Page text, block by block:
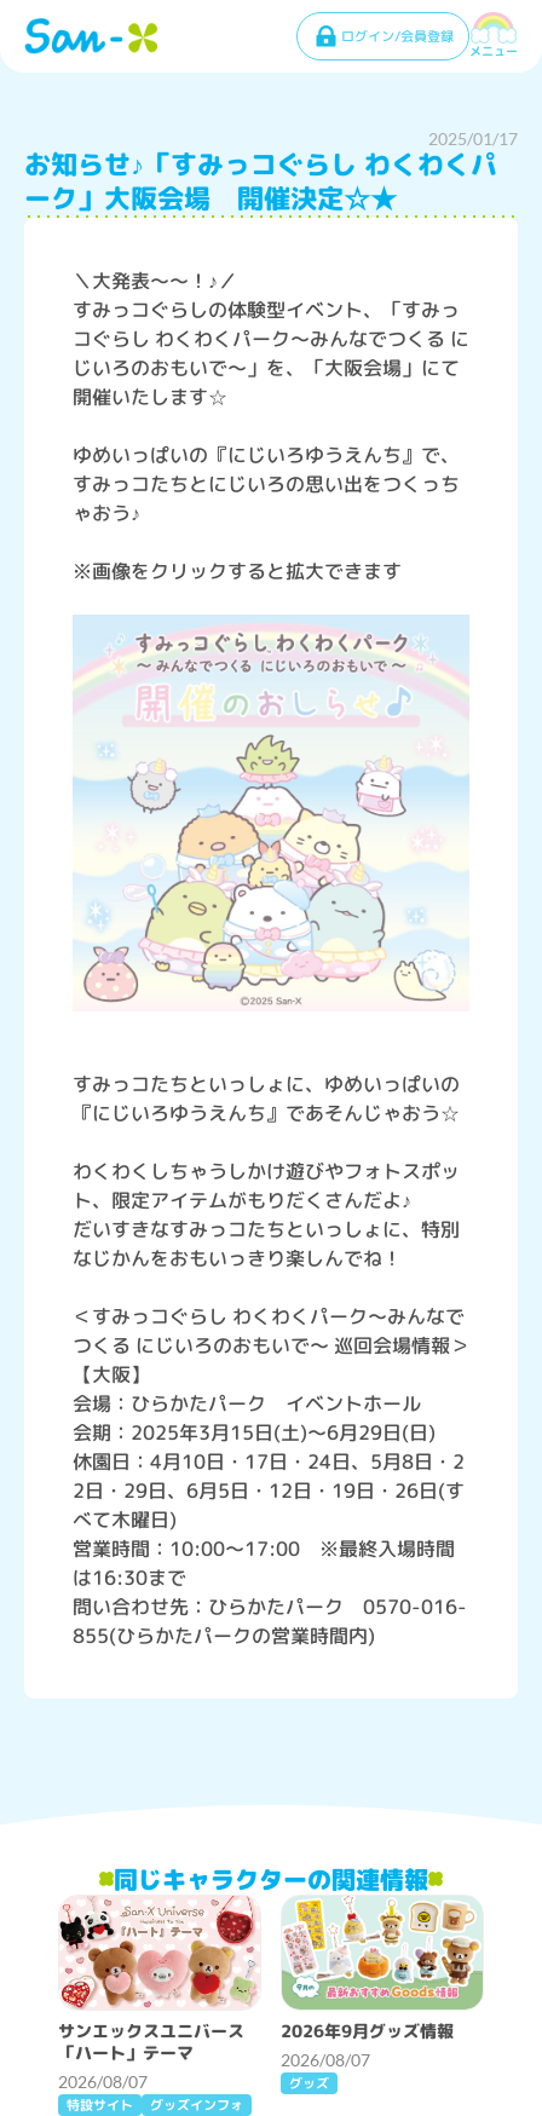
ログイン/会員登録
メニュー
2025/01/17
お知らせ♪「すみっコぐらし わくわくパ
ーク」大阪会場 開催決定☆★
＼大発表～～！♪／
すみっコぐらしの体験型イベント、「すみっ
コぐらし わくわくパーク～みんなでつくる に
じいろのおもいで～」を、「大阪会場」にて
開催いたします☆
ゆめいっぱいの『にじいろゆうえんち』で、
すみっコたちとにじいろの思い出をつくっち
ゃおう♪
※画像をクリックすると拡大できます
すみっコたちといっしょに、ゆめいっぱいの
『にじいろゆうえんち』であそんじゃおう☆
わくわくしちゃうしかけ遊びやフォトスポッ
ト、限定アイテムがもりだくさんだよ♪
だいすきなすみっコたちといっしょに、特別
なじかんをおもいっきり楽しんでね！
＜すみっコぐらし わくわくパーク～みんなで
つくる にじいろのおもいで～ 巡回会場情報＞
【大阪】
会場：ひらかたパーク イベントホール
会期：2025年3月15日(土)～6月29日(日)
休園日：4月10日・17日・24日、5月8日・2
2日・29日、6月5日・12日・19日・26日(す
べて木曜日)
営業時間：10:00～17:00 ※最終入場時間
は16:30まで
問い合わせ先：ひらかたパーク 0570-016-
855(ひらかたパークの営業時間内)
同じキャラクターの関連情報
サンエックスユニバース
「ハート」テーマ
2026/08/07
特設サイト グッズインフォ
2026年9月グッズ情報
2026/08/07
グッズ